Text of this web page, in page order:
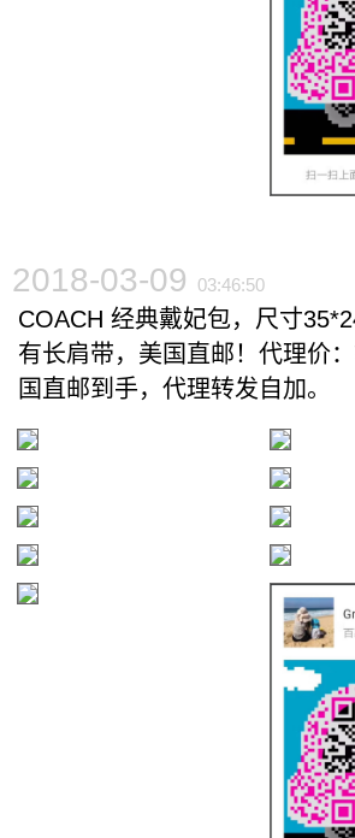
2018-03-09 03:46:50
COACH 经典戴妃包，尺寸
有长肩带，美国直邮！代理价
国直邮到手，代理转发自加。